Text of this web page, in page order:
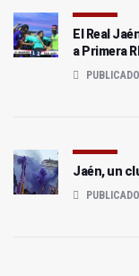
El Real
a Primera
Jaén, un